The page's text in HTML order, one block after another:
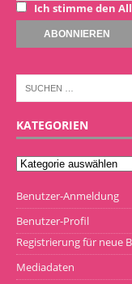
Ich stimme den
KATEGORIEN
Benutzer-Anmeldung
Benutzer-Profil
Registrierung für neue
Mediadaten